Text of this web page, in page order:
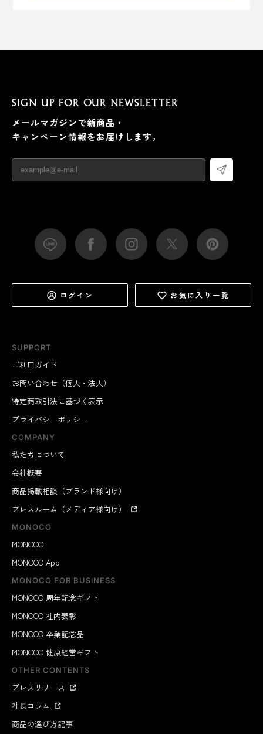
SUPPORT
ご利用ガイド
お問い合わせ（個人・法人）
特定商取引法に基づく表示
プライバシーポリシー
COMPANY
私たちについて
会社概要
商品掲載相談（ブランド様向け）
プレスルーム（メディア様向け）
MONOCO
MONOCO
MONOCO App
MONOCO FOR BUSINESS
MONOCO 周年記念ギフト
MONOCO 社内表彰
MONOCO 卒業記念品
MONOCO 健康経営ギフト
OTHER CONTENTS
プレスリリース
社長コラム
商品の選び方記事
SIGN UP FOR OUR NEWSLETTER
メールマガジンで新商品・
キャンペーン情報をお届けします。
ログイン お気に入り一覧